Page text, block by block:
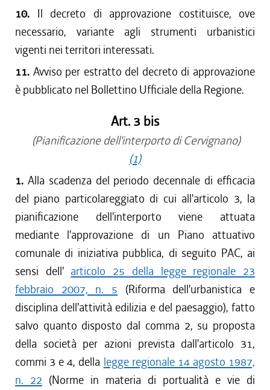
10. Il decreto di approvazione costituisce, ove
necessario, variante agli strumenti urbanistici
vigenti nei territori interessati.
11. Avviso per estratto del decreto di approvazione
è pubblicato nel Bollettino Ufficiale della Regione.
Art. 3 bis
(Pianificazione dell'interporto di Cervignano)
(1)
1. Alla scadenza del periodo decennale di efficacia
del piano particolareggiato di cui all'articolo 3, la
pianificazione dell'interporto viene attuata
mediante l'approvazione di un Piano attuativo
comunale di iniziativa pubblica, di seguito PAC, ai
sensi dell' articolo 25 della legge regionale 23
febbraio 2007, n. 5 (Riforma dell'urbanistica e
disciplina dell'attività edilizia e del paesaggio), fatto
salvo quanto disposto dal comma 2, su proposta
della società per azioni prevista dall'articolo 31,
commi 3 e 4, della legge regionale 14 agosto 1987,
n. 22 (Norme in materia di portualità e vie di